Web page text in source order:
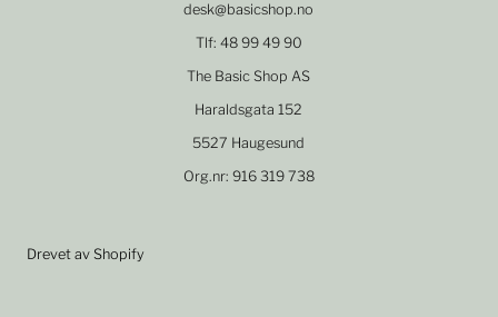
desk@basicshop.no
Tlf: 48 99 49 90
The Basic Shop AS
Haraldsgata 152
5527 Haugesund
Org.nr: 916 319 738
Drevet av Shopify